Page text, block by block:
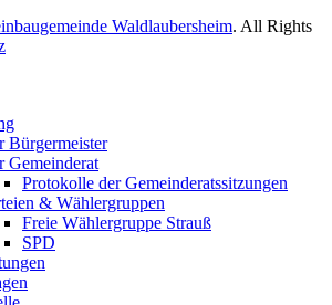
Waldlaubersheim. All Rights
Bürgermeister
Gemeinderat
Protokolle der Gemeinderatssitzungen
& Wählergruppen
Freie Wählergruppe Strauß
SPD